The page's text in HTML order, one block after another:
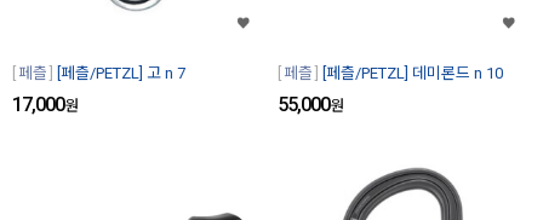
페츨 [페츨/PETZL] 고 n 7
17,000원
페츨 [페츨/PETZL] 데미론드 n 10
55,000원